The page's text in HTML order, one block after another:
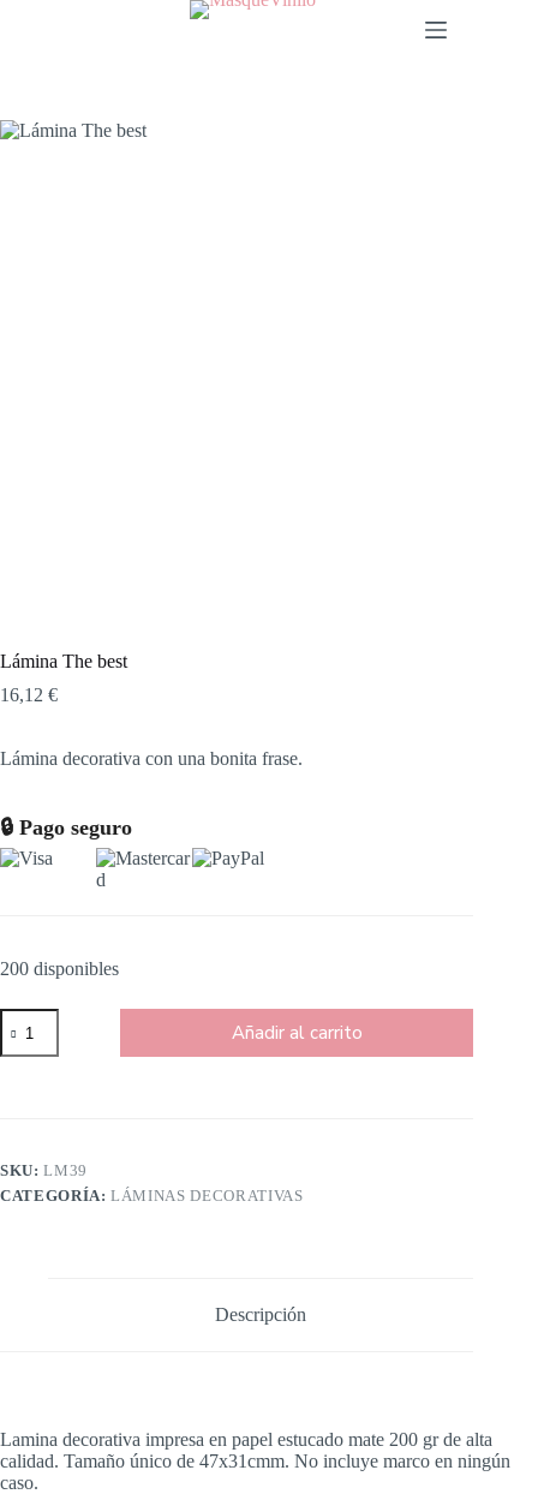
Lámina The best
16,12 €
Lámina decorativa con una bonita frase.
🔒 Pago seguro
200 disponibles
Añadir al carrito
SKU:LM39
CATEGORÍA:LÁMINAS DECORATIVAS
Descripción
Lamina decorativa impresa en papel estucado mate 200 gr de alta
calidad. Tamaño único de 47x31cmm. No incluye marco en ningún
caso.